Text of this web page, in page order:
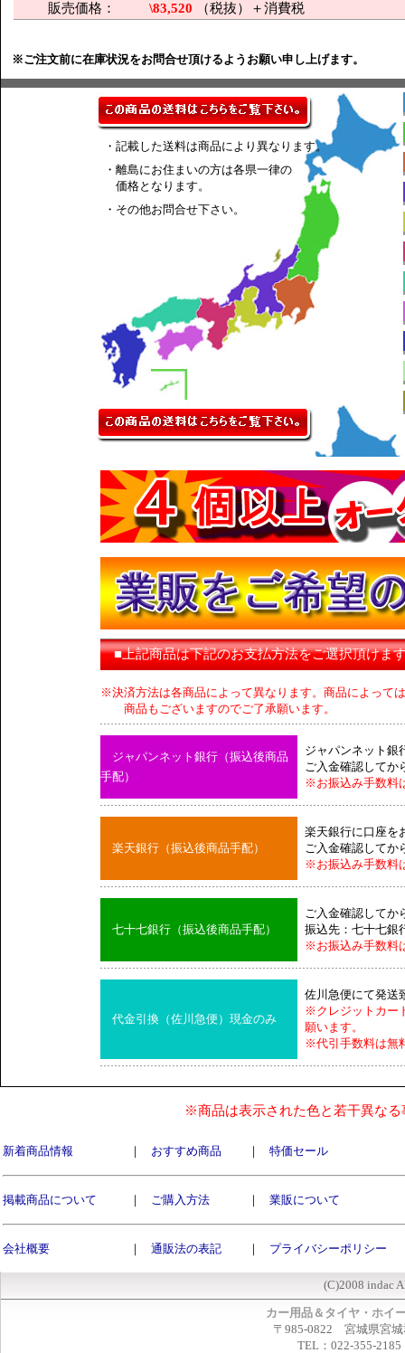
販売価格：
\83,520 （税抜）＋消費税
※ご注文前に在庫状況をお問合せ頂けるようお願い申し上げます。
・記載した送料は商品により異なります。
・離島にお住まいの方は各県一律の
価格となります。
・その他お問合せ下さい。
■上記商品は下記のお支払方法をご選択頂けま
※決済方法は各商品によって異なります。商品によって
商品もございますのでご了承願います。
ジャパンネット銀行（振込後商品
手配）
ジャパンネット銀
ご入金確認してか
※お振込み手数料
楽天銀行（振込後商品手配）
楽天銀行に口座を
ご入金確認してか
※お振込み手数料
七十七銀行（振込後商品手配）
ご入金確認してか
振込先：七十七銀
※お振込み手数料
代金引換（佐川急便）現金のみ
佐川急便にて発送
※クレジットカー
願います。
※代引手数料は無
※商品は表示された色と若干異な
新着商品情報 ｜ おすすめ商品 ｜ 特価セール
掲載商品について ｜ ご購入方法 ｜ 業販について
会社概要 ｜ 通販法の表記 ｜ プライバシーポリシー
(C)2008 indac
カー用品＆タイヤ・ホイ
〒985-0822 宮城県宮城
TEL：022-355-